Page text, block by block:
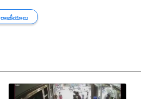
రాజకీయాలు